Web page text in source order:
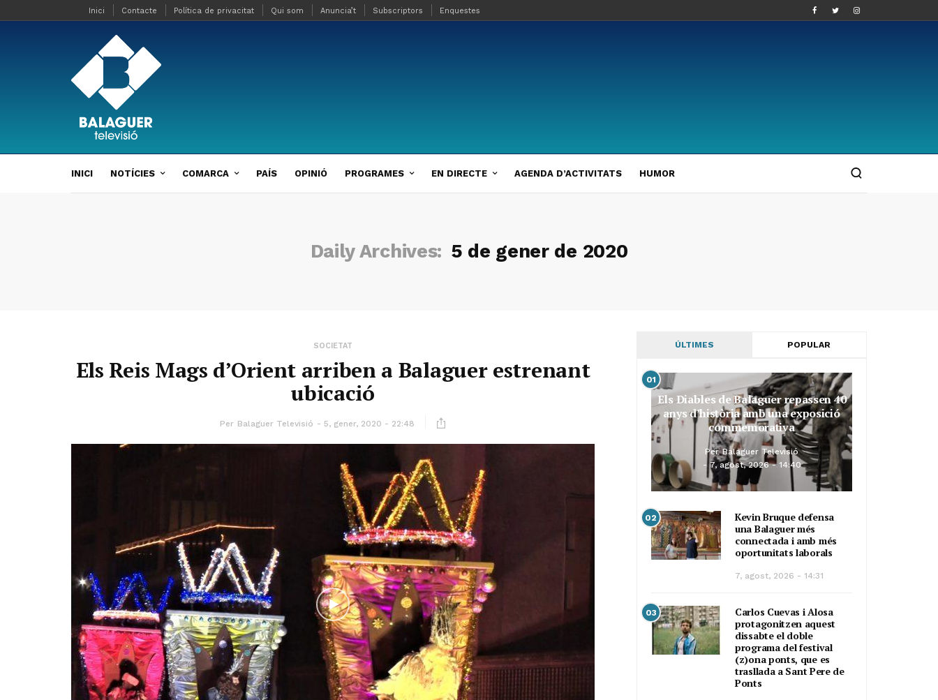
Inici Contacte Política de privacitat Qui som Anuncia’t Subscriptors Enquestes
INICI NOTÍCIES COMARCA PAÍS OPINIÓ PROGRAMES EN DIRECTE AGENDA D’ACTIVITATS HUMOR
Daily Archives: 5 de gener de 2020
SOCIETAT
Els Reis Mags d’Orient arriben a Balaguer estrenant
ubicació
Per Balaguer Televisió 5, gener, 2020 - 22:48
ÚLTIMES POPULAR
01
Els Diables de Balaguer repassen 40
anys d’història amb una exposició
commemorativa
Per Balaguer Televisió
7, agost, 2026 - 14:40
02
Kevin Bruque defensa
una Balaguer més
connectada i amb més
oportunitats laborals
7, agost, 2026 - 14:31
03
Carlos Cuevas i Alosa
protagonitzen aquest
dissabte el doble
programa del festival
(z)ona ponts, que es
trasllada a Sant Pere de
Ponts